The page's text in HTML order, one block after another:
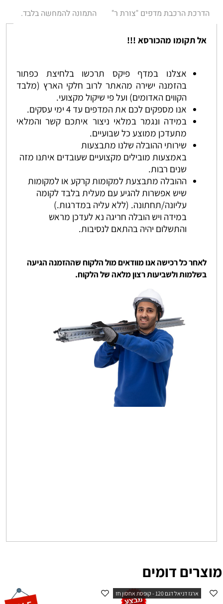
הדרכת הרכבת מדפים "צורת ר"
התמונה להמחשה בלבד.
אל תקומו מהכורסא !!!
אצלנו במדף פיקס תרכשו בלחיצת כפתור
בהזמנה ישירה מהאתר לרוב חלקי הארץ (מלבד
הקווים האדומים) ועל פי שיקול מקצועי.
אנו מספקים לכם את המדפים עד 4 ימי עסקים.
במידה ונגמר במלאי ניצור איתכם קשר והמלאי
מתעדכן ממוצע כל שבועיים.
שירותי ההובלה שלנו מתבצעות
באמצעות מובילים מקצועיים שעובדים איתנו מזה
שנים רבות.
ההובלה מתבצעת למקומות קרקע או למקומות
שיש אפשרות להגיע עם מעלית בלבד לקומה
עליונה/תחתונה. (ללא עליה במדרגות.)
במידה ויש הובלה חריגה נא לעדכן מראש
והתשלום יהיה בהתאם לנסיבות.
לאחר כל רכישה אנו מוודאים מול הלקוח שההזמנה הגיעה
בשלמות ולשביעות רצון מלאה של הלקוח.
מוצרים דומים
ארגז דניאל דגם 120 - קופסת אחסון חז